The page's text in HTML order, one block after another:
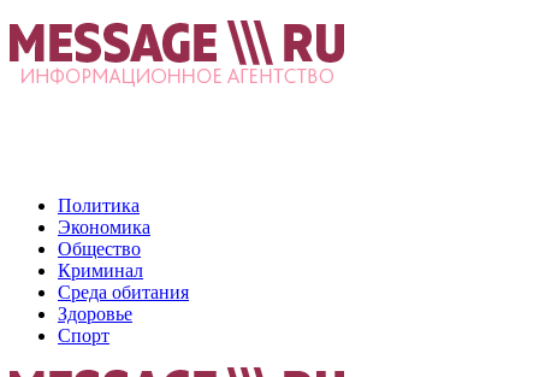
Политика
Экономика
Общество
Криминал
Среда обитания
Здоровье
Спорт